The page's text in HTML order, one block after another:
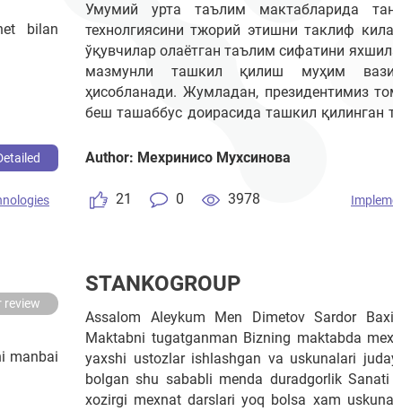
bilan
Умумий урта таълим мактабларида
технолгиясини тжорий этишни таклиф
ўқувчилар олаётган таълим сифатини
мазмунли ташкил қилиш муҳим
ҳисобланади. Жумладан, президентимиз
беш ташаббус доирасида ташкил қилинган
билимини мустаҳкамлашга йўналтирилган.
жозибадорлигини оширишда “Танлов
фойдаланиш самара беради. Бунда
Author: Мехринисо Мухсинова
21 0 3978
review
manbai
STANKOGROUP
Assalom Aleykum Men Dimetov Sardor
Maktabni tugatganman Bizning maktabda
yaxshi ustozlar ishlashgan va uskunalari
bolgan shu sababli menda duradgorlik
xozirgi mexnat darslari yoq bolsa xam